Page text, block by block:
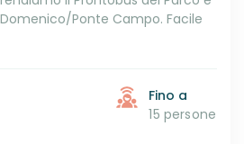
Ponte Campo. Facile
Fino a
15 persone